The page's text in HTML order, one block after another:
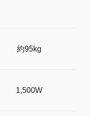
約95kg
1,500W